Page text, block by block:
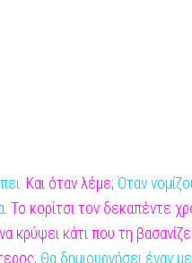
Και όταν λέμε; Όταν
Το κορίτσι τον δεκαπέντε
κρύψει κάτι που τη
Θα δημιουργήσει έναν